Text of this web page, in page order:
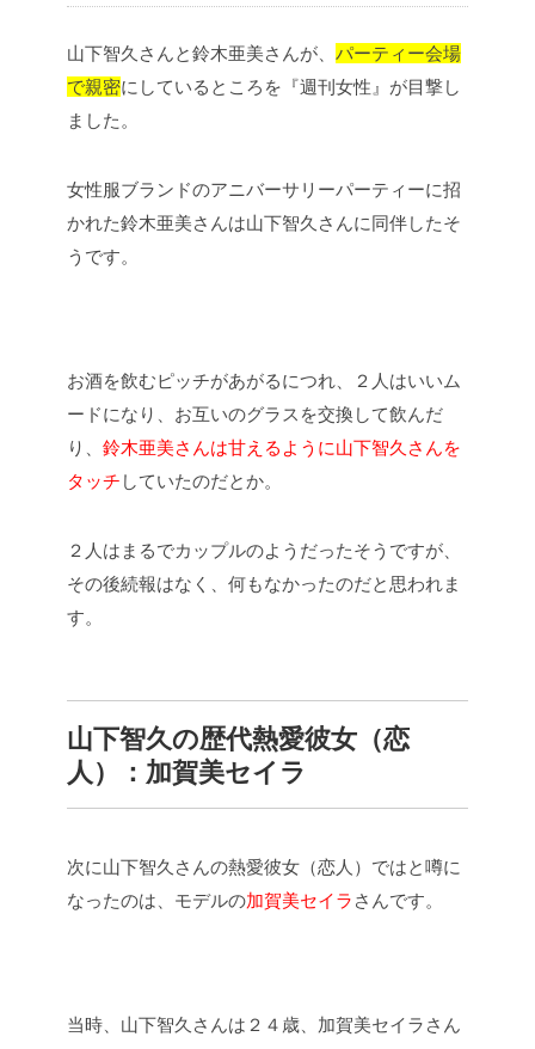
山下智久さんと鈴木亜美さんが、 パーティー会場
で親密にしているところを『週刊女性』が目撃し
ました。
女性服ブランドのアニバーサリーパーティーに招
かれた鈴木亜美さんは山下智久さんに同伴したそ
うです。
お酒を飲むピッチがあがるにつれ、２人はいいム
ードになり、お互いのグラスを交換して飲んだ
り、 鈴木亜美さんは甘えるように山下智久さんを
タッチ していたのだとか。
２人はまるでカップルのようだったそうですが、
その後続報はなく、何もなかったのだと思われま
す。
山下智久の歴代熱愛彼女（恋
人）：加賀美セイラ
次に山下智久さんの熱愛彼女（恋人）ではと噂に
なったのは、モデルの加賀美セイラ さんです。
当時、山下智久さんは２４歳、加賀美セイラさん